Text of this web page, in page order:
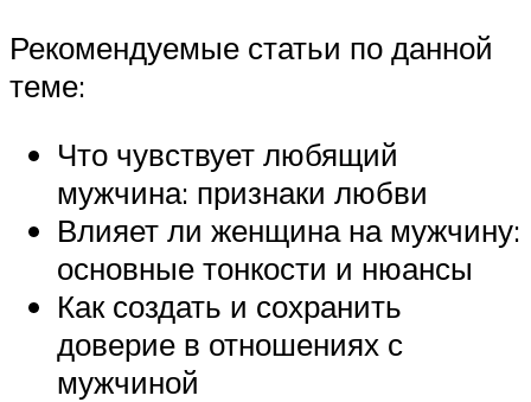
Рекомендуемые статьи по данной
теме:
Что чувствует любящий
мужчина: признаки любви
Влияет ли женщина на мужчину:
основные тонкости и нюансы
Как создать и сохранить
доверие в отношениях с
мужчиной